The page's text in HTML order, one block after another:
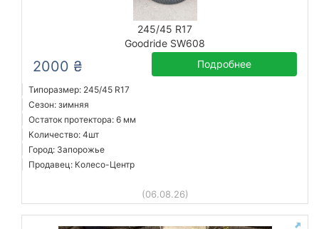
245/45 R17
Goodride SW608
2000 ₴ Подробнее
Типоразмер: 245/45 R17
Сезон: зимняя
Остаток протектора: 6 мм
Количество: 4шт
Город: Запорожье
Продавец: Колесо-Центр
(06.08.26)